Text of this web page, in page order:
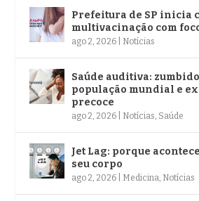
Prefeitura de SP inicia
multivacinação com
ago 2, 2026 Notícias
Saúde auditiva:
população mundial e
precoce
ago 2, 2026 Notícias, Saúde
Jet Lag: porque
seu corpo
ago 2, 2026 Medicina, Notícias